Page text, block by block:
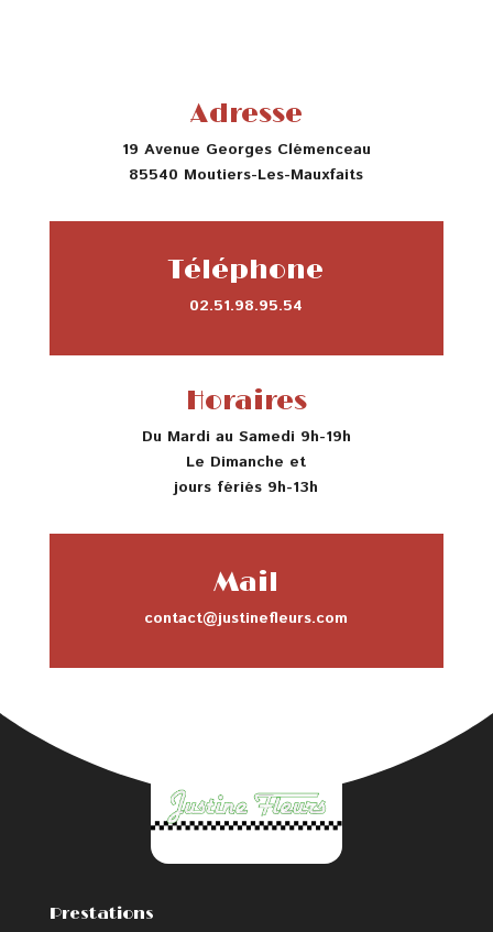
Adresse
19 Avenue Georges Clémenceau
85540 Moutiers-Les-Mauxfaits
Téléphone
02.51.98.95.54
Horaires
Du Mardi au Samedi 9h-19h
Le Dimanche et
jours fériés 9h-13h
Mail
contact@justinefleurs.com
Prestations